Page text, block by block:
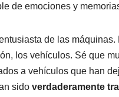
de emociones y
de las
los vehículos. Sé que
a vehículos que han
sido verdaderamente